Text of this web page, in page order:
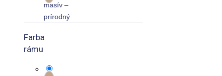
masív –
prírodný
Farba
rámu